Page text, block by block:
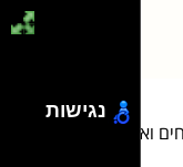
ואיכותיים – כל מה
נגישות